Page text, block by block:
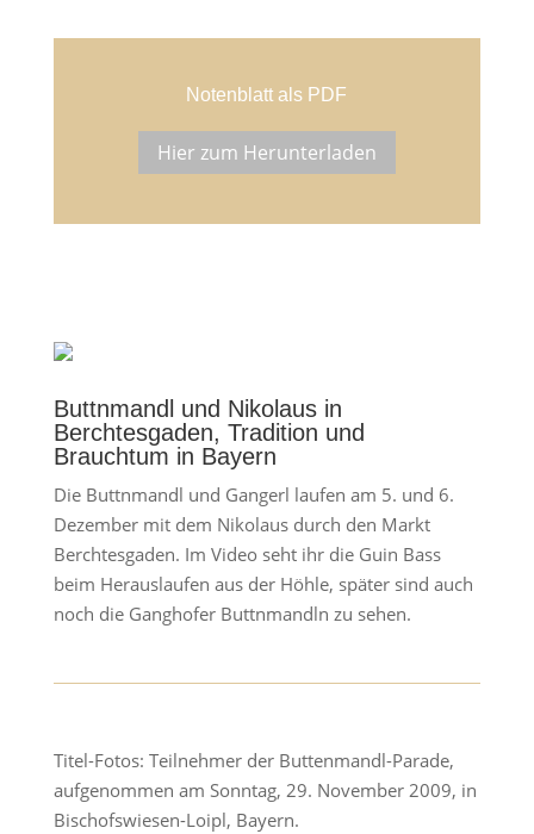
Notenblatt als PDF
Hier zum Herunterladen
Buttnmandl und Nikolaus in
Berchtesgaden, Tradition und
Brauchtum in Bayern
Die Buttnmandl und Gangerl laufen am 5. und 6.
Dezember mit dem Nikolaus durch den Markt
Berchtesgaden. Im Video seht ihr die Guin Bass
beim Herauslaufen aus der Höhle, später sind auch
noch die Ganghofer Buttnmandln zu sehen.
Titel-Fotos: Teilnehmer der Buttenmandl-Parade,
aufgenommen am Sonntag, 29. November 2009, in
Bischofswiesen-Loipl, Bayern.